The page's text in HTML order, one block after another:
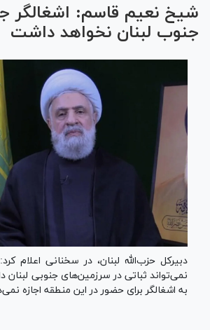
شیخ نعیم قاسم: اشغالگر
جنوب لبنان نخواهد داشت
دبیرکل حزب‌الله لبنان، در سخنانی اعلام
نمی‌تواند ثباتی در سرزمین‌های جنوبی لبنان
به اشغالگر برای حضور در این منطقه اجازه